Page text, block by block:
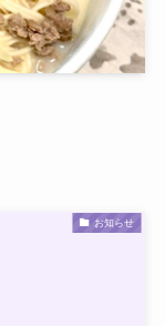
お知らせ